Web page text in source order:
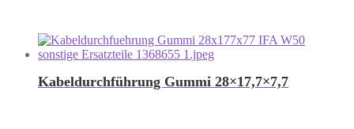
Kabeldurchführung Gummi 28×17,7×7,7